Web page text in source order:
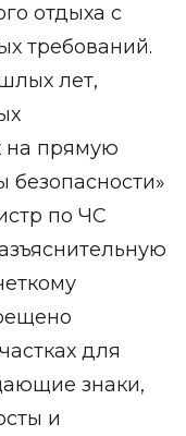
отдыха с
требований.
лет,
на прямую
безопасности»
по ЧС
для
знаки,
и